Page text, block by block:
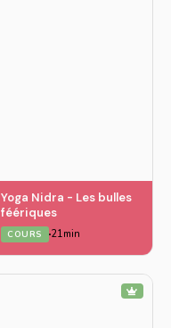
Yoga Nidra - Les bulles
féériques
COURS 21min